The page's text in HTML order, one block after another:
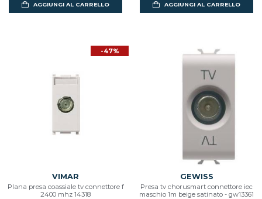
AGGIUNGI AL CARRELLO AGGIUNGI AL CARRELLO
-47%
VIMAR
Plana presa coassiale tv connettore f
2400 mhz 14318
GEWISS
Presa tv chorusmart connettore iec
maschio 1m beige satinato - gw13361